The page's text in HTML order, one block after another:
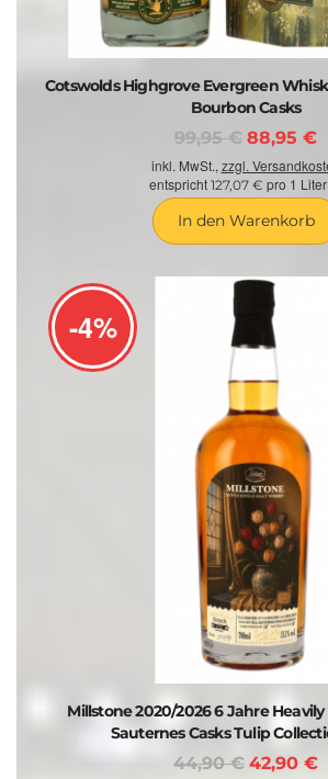
Cotswolds Highgrove Evergreen
Bourbon Casks
99,95 € 88,95 €
inkl. MwSt., zzgl.
entspricht 127,07 € pro 1
In den Warenkorb
-4%
Millstone 2020/2026 6 Jahre Heavily
Sauternes Casks Tulip
44,90 € 42,90 €